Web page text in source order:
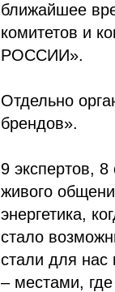
ближайшее
комитетов и
РОССИИ».
Отдельно
брендов».
9 экспертов,
живого
энергетика,
стало
стали для нас
– местами,